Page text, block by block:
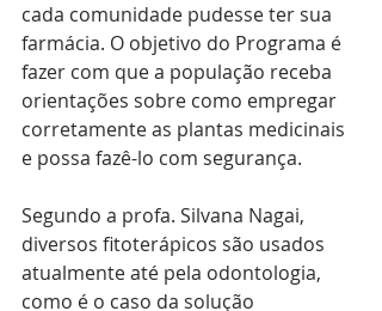
cada comunidade pudesse ter sua
farmácia. O objetivo do Programa é
fazer com que a população receba
orientações sobre como empregar
corretamente as plantas medicinais
e possa fazê-lo com segurança.
Segundo a profa. Silvana Nagai,
diversos fitoterápicos são usados
atualmente até pela odontologia,
como é o caso da solução